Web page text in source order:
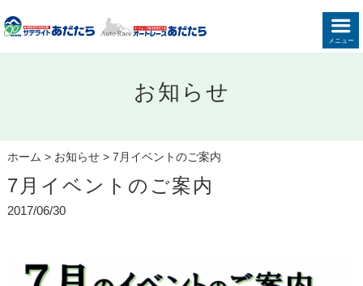
メニュー
お知らせ
ホーム > お知らせ> 7月イベントのご案内
7月イベントのご案内
2017/06/30